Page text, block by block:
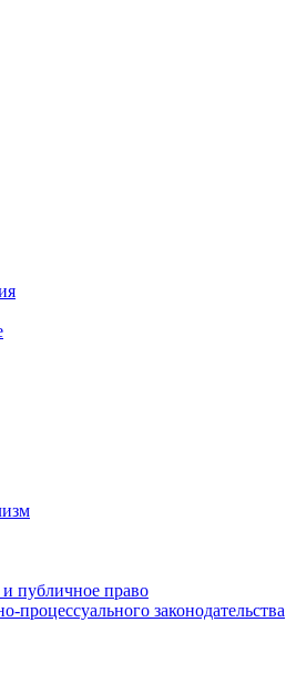
публичное право
законодательства